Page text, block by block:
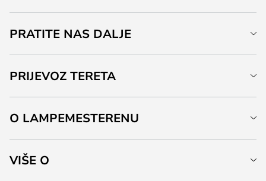
PRATITE NAS DALJE
PRIJEVOZ TERETA
O LAMPEMESTERENU
VIŠE O